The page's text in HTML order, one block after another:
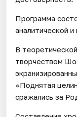
Программа
аналитической и
В
творчеством
«Поднятая
сражались за